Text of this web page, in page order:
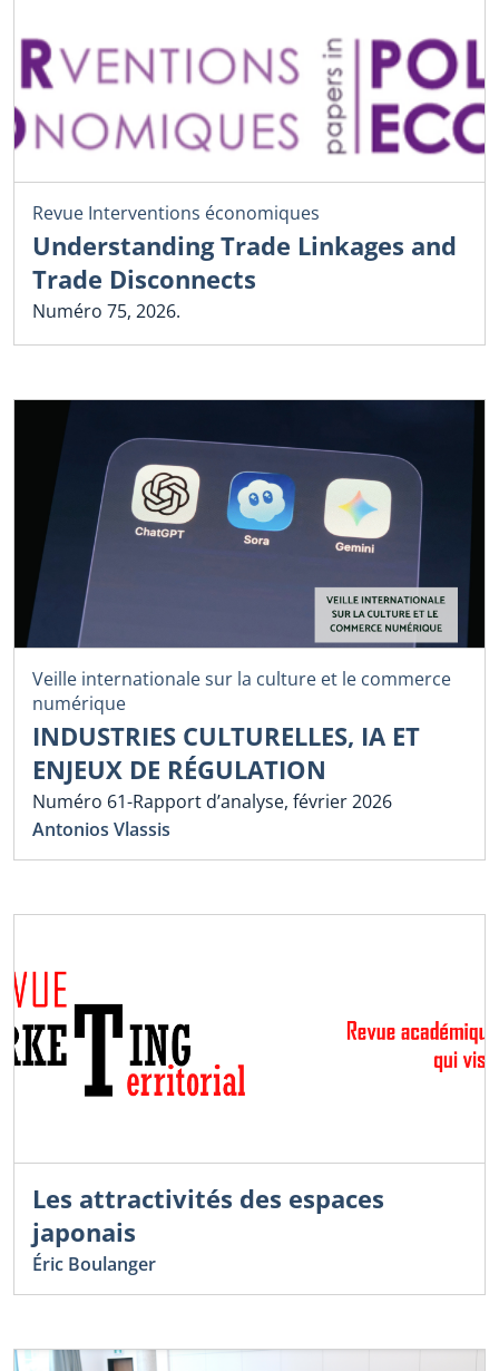
Revue Interventions économiques
Understanding Trade Linkages and
Trade Disconnects
Numéro 75, 2026.
Veille internationale sur la culture et le commerce
numérique
INDUSTRIES CULTURELLES, IA ET
ENJEUX DE RÉGULATION
Numéro 61-Rapport d’analyse, février 2026
Antonios Vlassis
Les attractivités des espaces
japonais
Éric Boulanger